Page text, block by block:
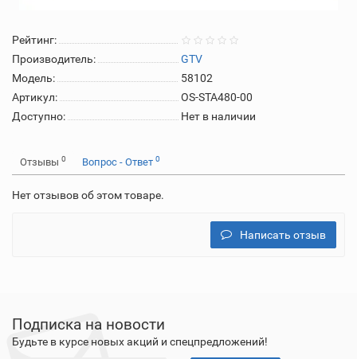
Рейтинг:
Производитель:
GTV
Модель:
58102
Артикул:
OS-STA480-00
Доступно:
Нет в наличии
Отзывы 0 Вопрос - Ответ 0
Нет отзывов об этом товаре.
Написать отзыв
Подписка на новости
Будьте в курсе новых акций и спецпредложений!